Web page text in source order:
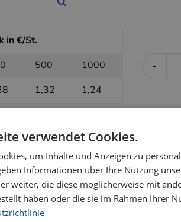
in €/St.
500
1000
1,32 1,24
-
in €/St.
500
1000
1,14 1,09
-
verwendet Cookies.
um Inhalte und Anzeigen zu
Informationen über Ihre Nutzung
weiter, die diese möglicherweise mit
haben oder die sie im Rahmen Ihrer